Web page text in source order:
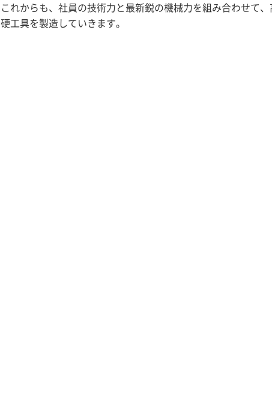
これからも、社員の技術力と最新鋭の機械力を組み合わせて
硬工具を製造していきます。